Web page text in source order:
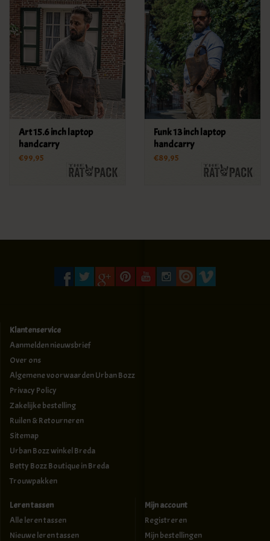
Art 15.6 inch laptop
handcarry
€99,95
Funk 13 inch laptop
handcarry
€89,95
Klantenservice
Aanmelden nieuwsbrief
Over ons
Algemene voorwaarden Urban Bozz
Privacy Policy
Zakelijke bestelling
Ruilen & Retourneren
Sitemap
Urban Bozz winkel Breda
Betty Bozz Boutique in Breda
Trouwpakken
Leren tassen
Alle leren tassen
Nieuwe leren tassen
Mijn account
Registreren
Mijn bestellingen